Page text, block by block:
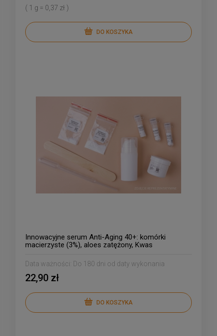
( 1 g = 0,37 zł )
DO KOSZYKA
Innowacyjne serum Anti-Aging 40+: komórki
macierzyste (3%), aloes zatężony, Kwas
Data ważności: Do 180 dni od daty wykonania
22,90 zł
DO KOSZYKA